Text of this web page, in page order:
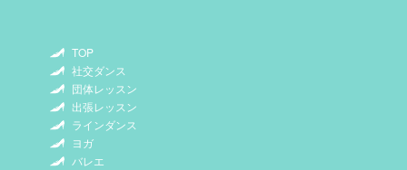
TOP
社交ダンス
団体レッスン
出張レッスン
ラインダンス
ヨガ
バレエ